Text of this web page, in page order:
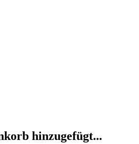
hinzugefügt...